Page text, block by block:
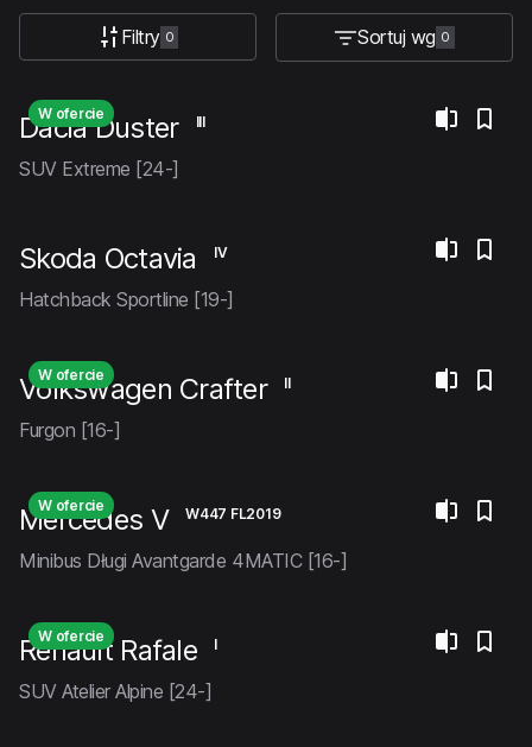
Filtry 0 Sortuj wg 0
W ofercie
Dacia Duster III
SUV Extreme [24-]
Skoda Octavia IV
Hatchback Sportline [19-]
W ofercie
Volkswagen Crafter II
Furgon [16-]
W ofercie
Mercedes V W447 FL2019
Minibus Długi Avantgarde 4MATIC [16-]
W ofercie
Renault Rafale I
SUV Atelier Alpine [24-]